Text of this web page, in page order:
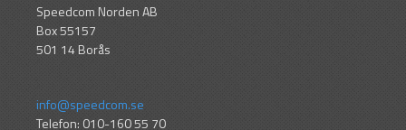
Speedcom Norden AB
Box 55157
501 14 Borås
info@speedcom.se
Telefon: 010-160 55 70